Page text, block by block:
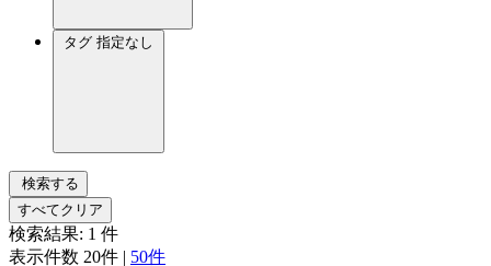
タグ 指定なし
検索する
すべてクリア
検索結果: 1 件
表示件数 20件 | 50件